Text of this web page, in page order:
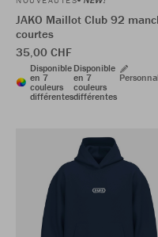
JAKO Maillot Club 92
courtes
35,00 CHF
Disponible
en 7
couleurs
différentes
Disponible
en 7
couleurs
différentes